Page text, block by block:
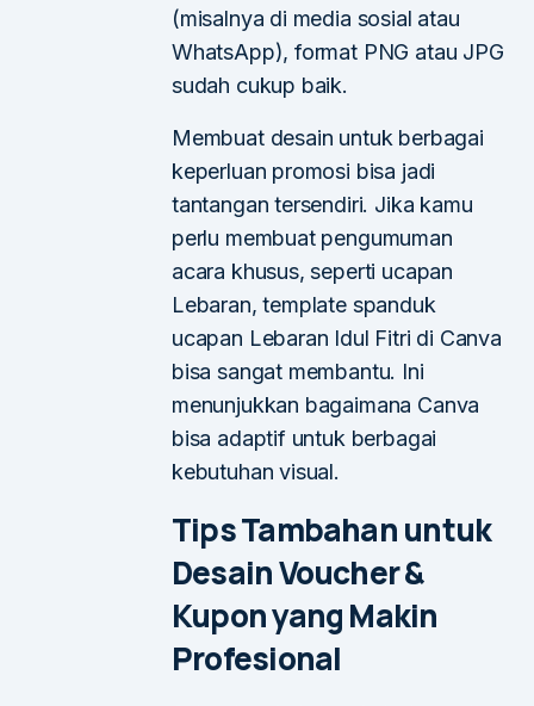
(misalnya di media sosial atau
WhatsApp), format PNG atau JPG
sudah cukup baik.
Membuat desain untuk berbagai
keperluan promosi bisa jadi
tantangan tersendiri. Jika kamu
perlu membuat pengumuman
acara khusus, seperti ucapan
Lebaran, template spanduk
ucapan Lebaran Idul Fitri di Canva
bisa sangat membantu. Ini
menunjukkan bagaimana Canva
bisa adaptif untuk berbagai
kebutuhan visual.
Tips Tambahan untuk
Desain Voucher &
Kupon yang Makin
Profesional